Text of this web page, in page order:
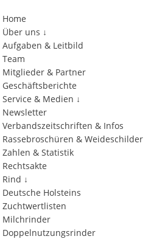
Home
Über uns ↓
Aufgaben & Leitbild
Team
Mitglieder & Partner
Geschäftsberichte
Service & Medien ↓
Newsletter
Verbandszeitschriften & Infos
Rassebroschüren & Weideschilder
Zahlen & Statistik
Rechtsakte
Rind ↓
Deutsche Holsteins
Zuchtwertlisten
Milchrinder
Doppelnutzungsrinder